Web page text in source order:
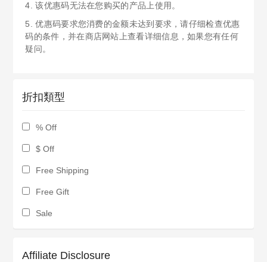
4. 该优惠码无法在您购买的产品上使用。
5. 优惠码要求您消费的金额未达到要求，请仔细检查优惠
码的条件，并在商店网站上查看详细信息，如果您有任何
疑问。
折扣類型
% Off
$ Off
Free Shipping
Free Gift
Sale
Affiliate Disclosure